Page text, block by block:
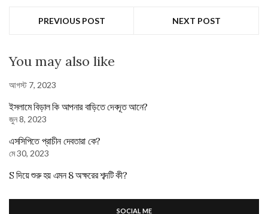
PREVIOUS POST NEXT POST
You may also like
আগস্ট 7, 2023
ইসলামে বিড়াল কি আপনার বাড়িতে দেবদূত আনে?
জুন 8, 2023
এসসিপিতে প্রাচীন দেবতারা কে?
মে 30, 2023
S দিয়ে শুরু হয় এমন 8 অক্ষরের শব্দটি কী?
SOCIAL ME